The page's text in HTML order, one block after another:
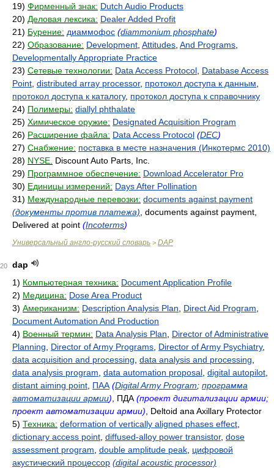
19) Фирменный знак: Dutch Audio Products
20) Деловая лексика: Dealer Added Profit
21) Бурение: диаммофос (diammonium phosphate)
22) Образование: Development Attitudes And Programs
Developmentally Appropriate Practice
23) Сетевые технологии: Data Access Protocol Database Access
Point distributed array processor, протокол доступа к данным
протокол доступа к каталогу, протокол доступа к справочнику
24) Полимеры: diallyl phthalate
25) Химическое оружие: Designated Acquisition Program
26) Расширение файла: Data Access Protocol (DEC)
27) Снабжение: поставка в месте назначения (Инкотермс 2010)
28) NYSE. Discount Auto Parts, Inc.
29) Программное обеспечение: Download Accelerator Pro
30) Единицы измерений: Days After Pollination
31) Международные перевозки: documents against payment
(документы против платежа) , documents against payment,
Delivered at point (Incoterms)
Универсальный англо-русский словарь > DAP
20
dap
1) Компьютерная техника: Document Application Profile
2) Медицина: Dose Area Product
3) Американизм: Description Analysis Plan Direct Aid Program
Document Automation And Production
4) Военный термин: Data Analysis Plan
Director of Administrative
Planning
Director of Army Programs Director of Army Psychiatry,
data acquisition and processing data analysis and processing
data analysis program data automation proposal digital autopilot
distant aiming point ПАА (Digital Army Program; программа
автоматизации армии) , ПДА (проект дигитализации армии;
проект автоматизации армии) , Deltoid ana Axillary Protector
5) Техника: deformation of vertically aligned phases effect
dictionary access point diffused-alloy power transistor, dose
assessment program double amplitude peak цифровой
акустический процессор (digital acoustic processor)